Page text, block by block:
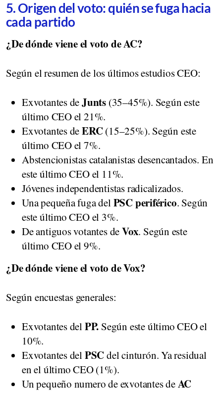
5. Origen del voto: quién se fuga hacia
cada partido
¿De dónde viene el voto de AC?
Según el resumen de los últimos estudios CEO:
Exvotantes deJunts (35–45%). Según este
último CEO el 21%.
Exvotantes deERC(15–25%). Según este
último CEO el 7%.
Abstencionistas catalanistas desencantados. En
este último CEO el 11%.
Jóvenes independentistas radicalizados.
Una pequeña fuga delPSC periférico. Según
este último CEO el 3%.
De antiguos votantes deVox. Según este
último CEO el 9%.
¿De dónde viene el voto de Vox?
Según encuestas generales:
Exvotantes delPP. Según este último CEO el
10%.
Exvotantes delPSCdel cinturón. Ya residual
en el último CEO (1%).
Un pequeño numero de exvotantes deAC